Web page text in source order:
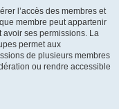
l’accès des membres et
membre peut appartenir
ses permissions. La
permet aux
de plusieurs membres
ou rendre accessible